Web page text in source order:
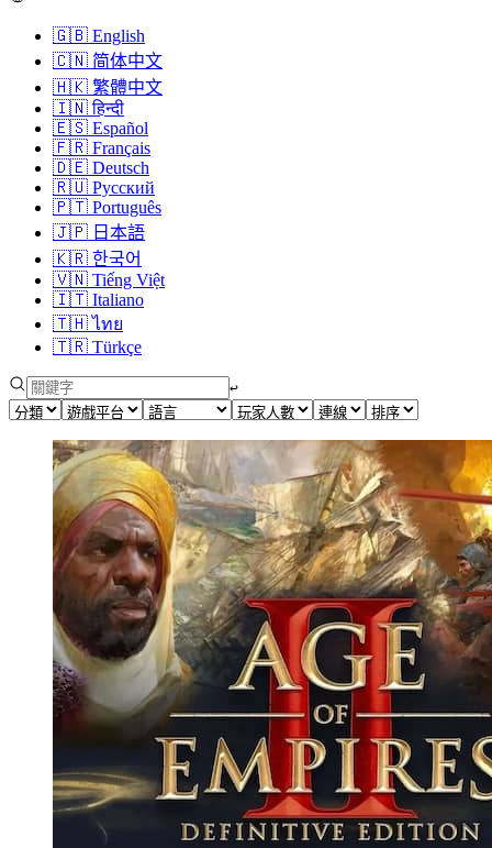
🇬🇧 English
🇨🇳 简体中文
🇭🇰 繁體中文
🇮🇳 हिन्दी
🇪🇸 Español
🇫🇷 Français
🇩🇪 Deutsch
🇷🇺 Русский
🇵🇹 Português
🇯🇵 日本語
🇰🇷 한국어
🇻🇳 Tiếng Việt
🇮🇹 Italiano
🇹🇭 ไทย
🇹🇷 Türkçe
↩︎